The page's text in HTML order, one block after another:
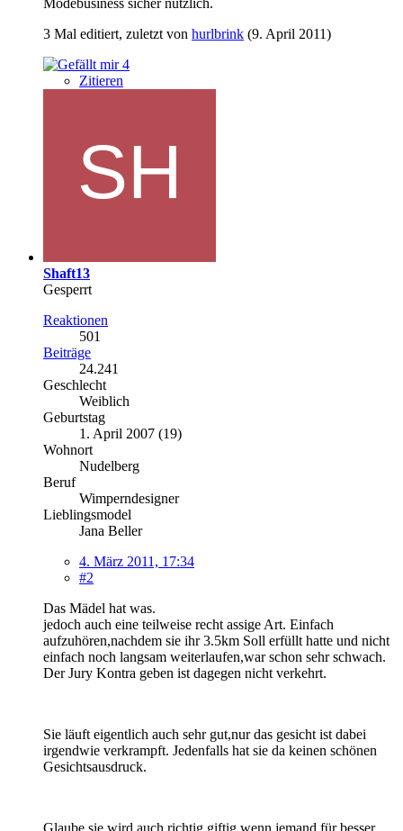
3 Mal editiert, zuletzt von hurlbrink (9. April 2011)
4
Zitieren
Shaft13
Gesperrt
Reaktionen
501
Beiträge
24.241
Geschlecht
Weiblich
Geburtstag
1. April 2007 (19)
Wohnort
Nudelberg
Beruf
Wimperndesigner
Lieblingsmodel
Jana Beller
4. März 2011, 17:34
#2
Das Mädel hat was.
jedoch auch eine teilweise recht assige Art. Einfach
aufzuhören,nachdem sie ihr 3.5km Soll erfüllt hatte und nicht
einfach noch langsam weiterlaufen,war schon sehr schwach.
Der Jury Kontra geben ist dagegen nicht verkehrt.
Sie läuft eigentlich auch sehr gut,nur das gesicht ist dabei
irgendwie verkrampft. Jedenfalls hat sie da keinen schönen
Gesichtsausdruck.
Glaube sie wird auch richtig giftig,wenn jemand für besser